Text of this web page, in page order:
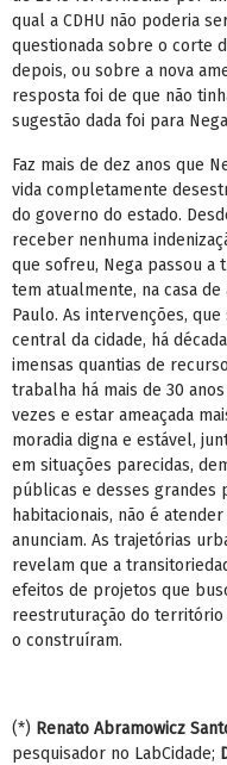
qual a CDHU não poderia
questionada sobre o corte
depois, ou sobre a nova
resposta foi de que não
sugestão dada foi para
Faz mais de dez anos que
vida completamente
do governo do estado.
receber nenhuma
que sofreu, Nega passou a
tem atualmente, na casa
Paulo. As intervenções,
central da cidade, há
imensas quantias de
trabalha há mais de 30
vezes e estar ameaçada
moradia digna e estável,
em situações parecidas,
públicas e desses grandes
habitacionais, não é
anunciam. As trajetórias
revelam que a
efeitos de projetos que
reestruturação do território
o construíram.
(*) Renato Abramowicz
pesquisador no LabCidade;